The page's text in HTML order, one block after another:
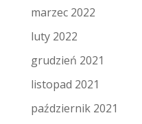
marzec 2022
luty 2022
grudzień 2021
listopad 2021
październik 2021